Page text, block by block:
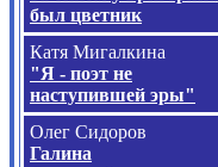
был цветник
Катя Мигалкина
"Я - поэт не
наступившей эры"
Олег Сидоров
Галина